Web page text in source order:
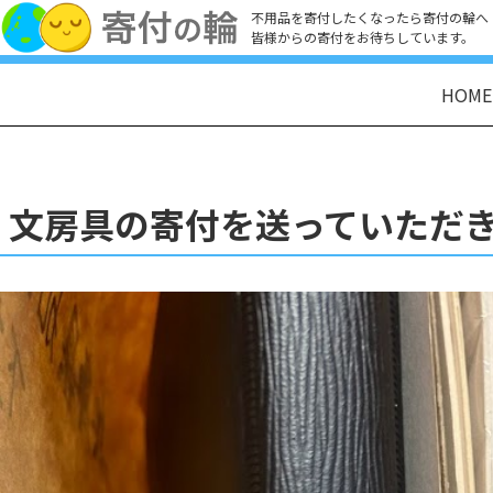
不用品を寄付したくなったら寄付の輪へ
皆様からの寄付をお待ちしています。
HOME
文房具の寄付を送っていただ